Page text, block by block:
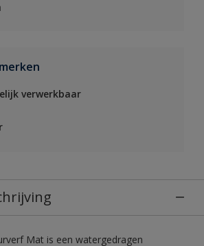
verwerkbaar
Mat is een watergedragen